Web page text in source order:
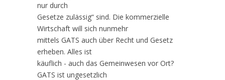
nur durch
Gesetze zulässig“ sind. Die kommerzielle
Wirtschaft will sich nunmehr
mittels GATS auch über Recht und Gesetz
erheben. Alles ist
käuflich - auch das Gemeinwesen vor Ort?
GATS ist ungesetzlich